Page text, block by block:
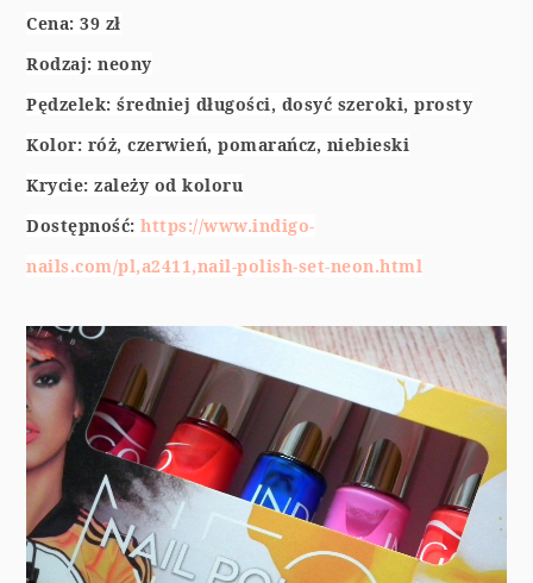
Cena: 39 zł
Rodzaj: neony
Pędzelek: średniej długości, dosyć szeroki, prosty
Kolor: róż, czerwień, pomarańcz, niebieski
Krycie: zależy od koloru
Dostępność:https://www.indigo-
nails.com/pl,a2411,nail-polish-set-neon.html